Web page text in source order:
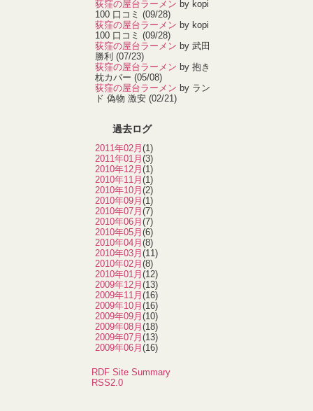
荻窪の屋台ラーメン by kopi
100 口コミ (09/28)
荻窪の屋台ラーメン by kopi
100 口コミ (09/28)
荻窪の屋台ラーメン by 武田
勝利 (07/23)
荻窪の屋台ラーメン by 抱き
枕カバー (05/08)
荻窪の屋台ラーメン by ラン
ド 偽物 激安 (02/21)
過去ログ
2011年02月 (1)
2011年01月 (3)
2010年12月 (1)
2010年11月 (1)
2010年10月 (2)
2010年09月 (1)
2010年07月 (7)
2010年06月 (7)
2010年05月 (6)
2010年04月 (8)
2010年03月 (11)
2010年02月 (8)
2010年01月 (12)
2009年12月 (13)
2009年11月 (16)
2009年10月 (16)
2009年09月 (10)
2009年08月 (18)
2009年07月 (13)
2009年06月 (16)
RDF Site Summary
RSS2.0